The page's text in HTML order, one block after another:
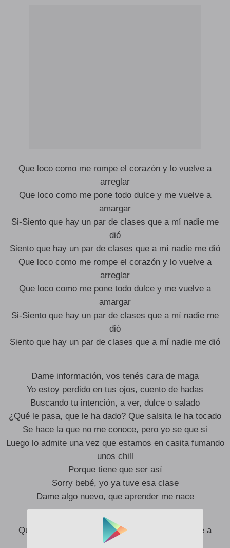
Que loco como me rompe el corazón y lo vuelve a
arreglar
Que loco como me pone todo dulce y me vuelve a
amargar
Si-Siento que hay un par de clases que a mí nadie me
dió
Siento que hay un par de clases que a mí nadie me dió
Que loco como me rompe el corazón y lo vuelve a
arreglar
Que loco como me pone todo dulce y me vuelve a
amargar
Si-Siento que hay un par de clases que a mí nadie me
dió
Siento que hay un par de clases que a mí nadie me dió
Dame información, vos tenés cara de maga
Yo estoy perdido en tus ojos, cuento de hadas
Buscando tu intención, a ver, dulce o salado
¿Qué le pasa, que le ha dado? Que salsita le ha tocado
Se hace la que no me conoce, pero yo se que si
Luego lo admite una vez que estamos en casita fumando
unos chill
Porque tiene que ser así
Sorry bebé, yo ya tuve esa clase
Dame algo nuevo, que aprender me nace
Que loco como me rompe el corazón y lo vuelve a
arreglar